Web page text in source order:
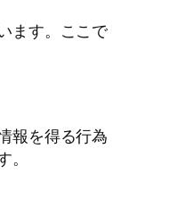
ます。ここで
報を得る行為